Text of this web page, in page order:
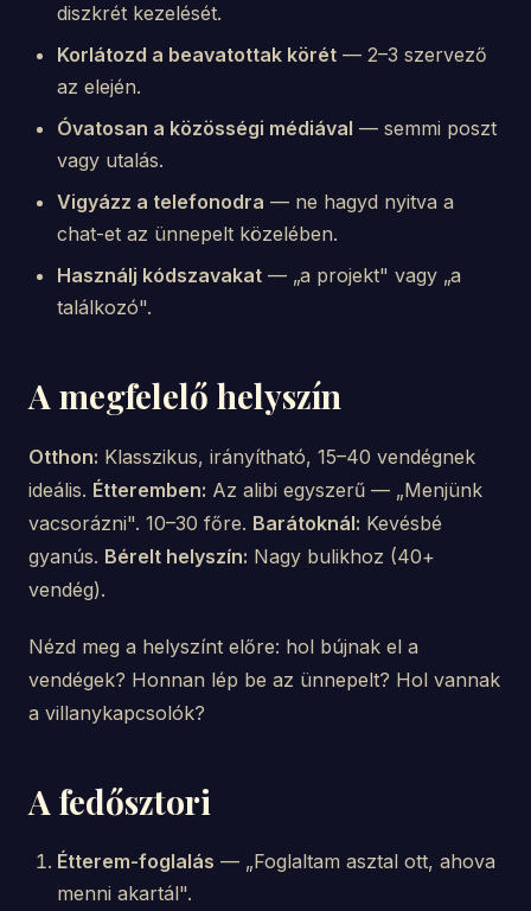
diszkrét kezelését.
Korlátozd a beavatottak körét — 2–3 szervező
az elején.
Óvatosan a közösségi médiával — semmi poszt
vagy utalás.
Vigyázz a telefonodra — ne hagyd nyitva a
chat-et az ünnepelt közelében.
Használj kódszavakat — „a projekt" vagy „a
találkozó".
A megfelelő helyszín
Otthon: Klasszikus, irányítható, 15–40 vendégnek
ideális. Étteremben: Az alibi egyszerű — „Menjünk
vacsorázni". 10–30 főre. Barátoknál: Kevésbé
gyanús. Bérelt helyszín: Nagy bulikhoz (40+
vendég).
Nézd meg a helyszínt előre: hol bújnak el a
vendégek? Honnan lép be az ünnepelt? Hol vannak
a villanykapcsolók?
A fedősztori
Étterem-foglalás — „Foglaltam asztal ott, ahova
menni akartál".